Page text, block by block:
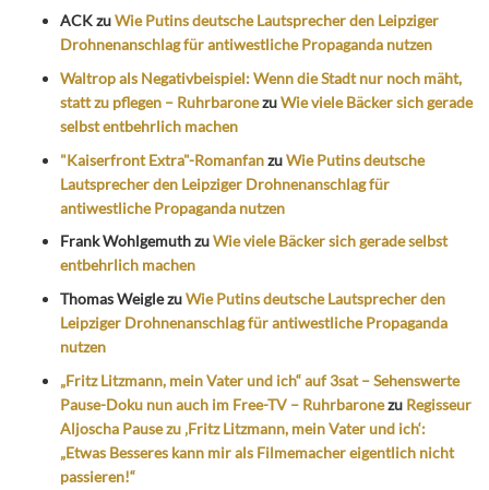
ACKzuWie Putins deutsche Lautsprecher den Leipziger
Drohnenanschlag für antiwestliche Propaganda nutzen
Waltrop als Negativbeispiel: Wenn die Stadt nur noch mäht,
statt zu pflegen – RuhrbaronezuWie viele Bäcker sich gerade
selbst entbehrlich machen
"Kaiserfront Extra"-RomanfanzuWie Putins deutsche
Lautsprecher den Leipziger Drohnenanschlag für
antiwestliche Propaganda nutzen
Frank WohlgemuthzuWie viele Bäcker sich gerade selbst
entbehrlich machen
Thomas WeiglezuWie Putins deutsche Lautsprecher den
Leipziger Drohnenanschlag für antiwestliche Propaganda
nutzen
„Fritz Litzmann, mein Vater und ich“ auf 3sat – Sehenswerte
Pause-Doku nun auch im Free-TV – Ruhrbaronezu Regisseur
Aljoscha Pause zu ‚Fritz Litzmann, mein Vater und ich‘:
„Etwas Besseres kann mir als Filmemacher eigentlich nicht
passieren!“